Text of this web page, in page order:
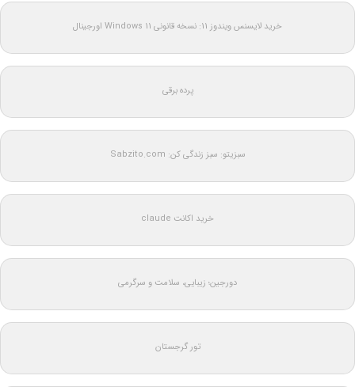
خرید لایسنس ویندوز 11: نسخه قانونی Windows 11 اورجینال
پرده برقی
سبزیتو: سبز زندگی کن: Sabzito.com
خرید اکانت claude
دورجین؛ زیبایی، سلامت و سرگرمی
تور گرجستان